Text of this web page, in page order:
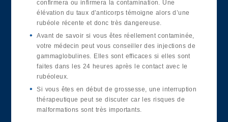
confirmera ou infirmera la contamination. Une
élévation du taux d’anticorps témoigne alors d’une
rubéole récente et donc très dangereuse.
Avant de savoir si vous êtes réellement contaminée,
votre médecin peut vous conseiller des injections de
gammaglobulines. Elles sont efficaces si elles sont
faites dans les 24 heures après le contact avec le
rubéoleux.
Si vous êtes en début de grossesse, une interruption
thérapeutique peut se discuter car les risques de
malformations sont très importants.